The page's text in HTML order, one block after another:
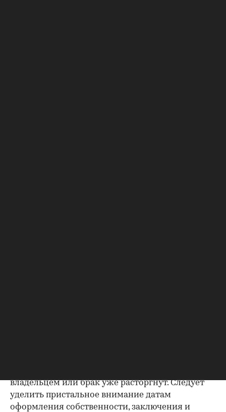
владельцем или брак уже расторгнут. Следует
уделить пристальное внимание датам
оформления собственности, заключения и